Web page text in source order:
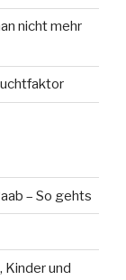
nicht mehr
– So gehts
Kinder und